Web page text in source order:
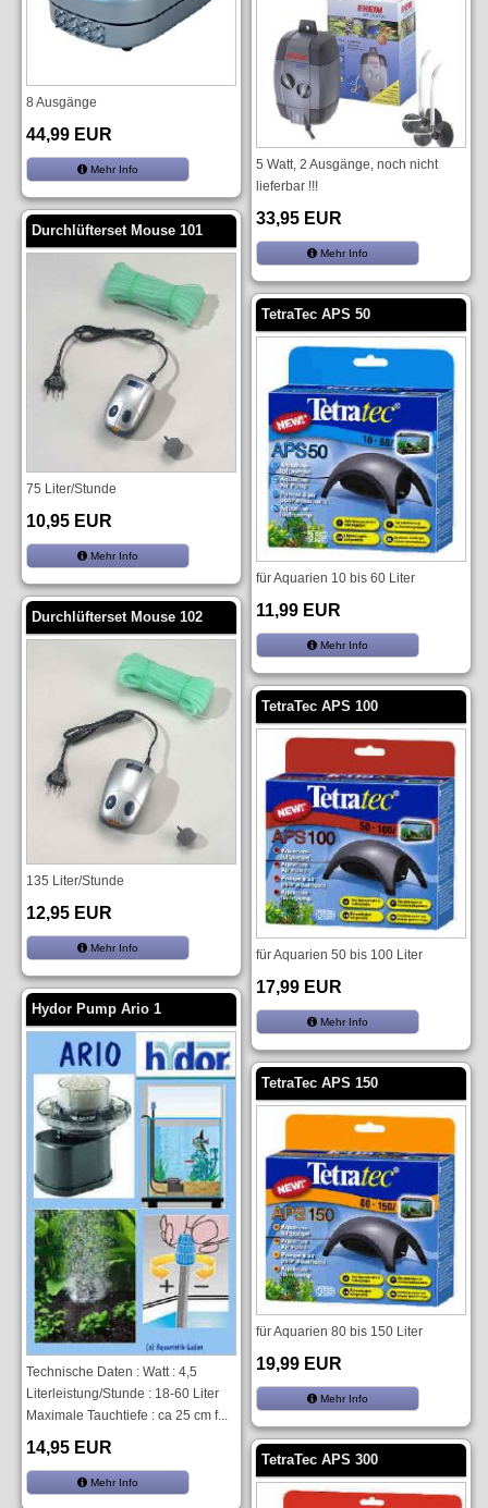
8 Ausgänge
44,99 EUR
Mehr Info
Durchlüfterset Mouse 101
75 Liter/Stunde
10,95 EUR
Mehr Info
Durchlüfterset Mouse 102
135 Liter/Stunde
12,95 EUR
Mehr Info
Hydor Pump Ario 1
Technische Daten : Watt : 4,5
Literleistung/Stunde : 18-60 Liter
Maximale Tauchtiefe : ca 25 cm f...
14,95 EUR
Mehr Info
5 Watt, 2 Ausgänge, noch nicht
lieferbar !!!
33,95 EUR
Mehr Info
TetraTec APS 50
für Aquarien 10 bis 60 Liter
11,99 EUR
Mehr Info
TetraTec APS 100
für Aquarien 50 bis 100 Liter
17,99 EUR
Mehr Info
TetraTec APS 150
für Aquarien 80 bis 150 Liter
19,99 EUR
Mehr Info
TetraTec APS 300